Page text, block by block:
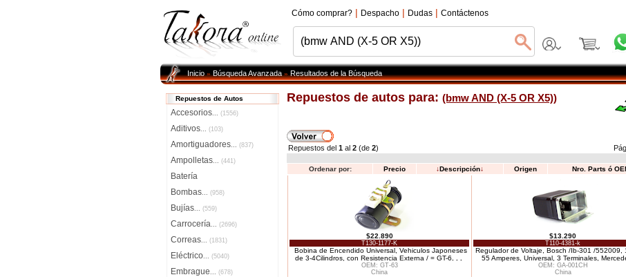
Cómo comprar? | Despacho | Dudas | Contáctenos
Inicio»Búsqueda Avanzada»Resultados de la Búsqueda
Repuestos de Autos
Accesorios... (1556)
Aditivos... (103)
Amortiguadores... (837)
Ampolletas... (441)
Batería
Bombas... (958)
Bujías... (559)
Carrocería... (2696)
Correas... (1831)
Eléctrico... (5040)
Embrague... (678)
Repuestos de autos para: (bmw AND (X-5 OR X5))
Repuestos del 1 al 2 (de 2)
Ordenar por: Precio ↓Descripción↓ Origen Nro. Parts ó
$22.890
T130-1177-K
Bobina de Encendido Universal, Vehiculos Japoneses
de 3-4Cilindros, con Resistencia Externa / = GT-6
OEM: GT-63
China
$13.290
T110-4381-k
Regulador de Voltaje, Bosch /Ib-301 /552009,
55 Amperes, Universal, 3 Terminales,
OEM: GA-001CH
China